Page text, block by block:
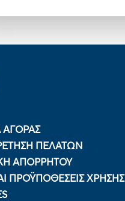
ΑΓΟΡΑΣ
ΠΕΛΑΤΩΝ
ΑΠΟΡΡΉΤΟΥ
ΠΡΟΫΠΟΘΕΣΕΙΣ ΧΡΗΣΗΣ